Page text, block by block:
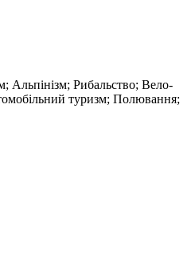
Альпінізм; Рибальство; Вело-
туризм; Полювання;